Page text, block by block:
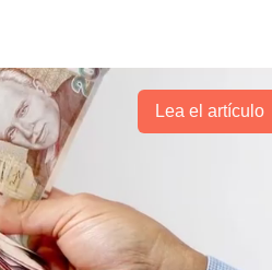
Lea el artículo